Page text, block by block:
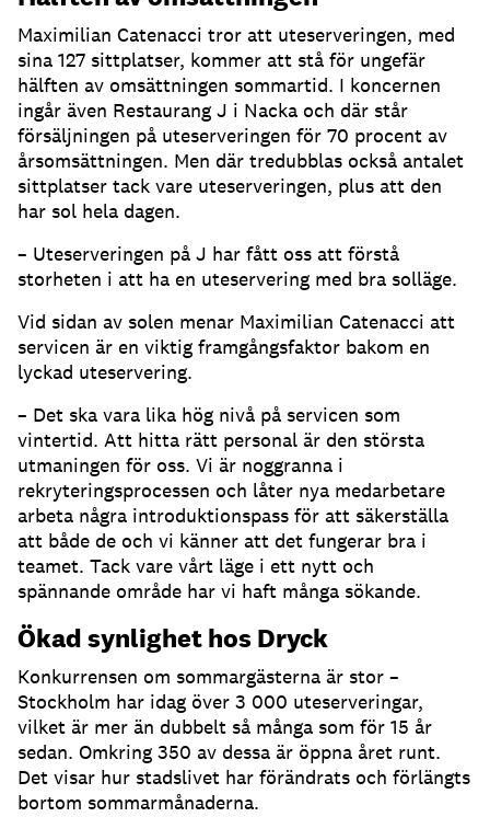
Maximilian Catenacci tror att uteserveringen, med
sina 127 sittplatser, kommer att stå för ungefär
hälften av omsättningen sommartid. I koncernen
ingår även Restaurang J i Nacka och där står
försäljningen på uteserveringen för 70 procent av
årsomsättningen. Men där tredubblas också antalet
sittplatser tack vare uteserveringen, plus att den
har sol hela dagen.
– Uteserveringen på J har fått oss att förstå
storheten i att ha en uteservering med bra solläge.
Vid sidan av solen menar Maximilian Catenacci att
servicen är en viktig framgångsfaktor bakom en
lyckad uteservering.
– Det ska vara lika hög nivå på servicen som
vintertid. Att hitta rätt personal är den största
utmaningen för oss. Vi är noggranna i
rekryteringsprocessen och låter nya medarbetare
arbeta några introduktionspass för att säkerställa
att både de och vi känner att det fungerar bra i
teamet. Tack vare vårt läge i ett nytt och
spännande område har vi haft många sökande.
Ökad synlighet hos Dryck
Konkurrensen om sommargästerna är stor –
Stockholm har idag över 3 000 uteserveringar,
vilket är mer än dubbelt så många som för 15 år
sedan. Omkring 350 av dessa är öppna året runt.
Det visar hur stadslivet har förändrats och förlängts
bortom sommarmånaderna.